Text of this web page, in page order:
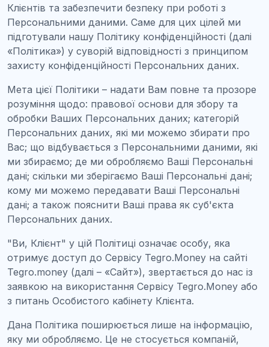
Клієнтів та забезпечити безпеку при роботі з
Персональними даними. Саме для цих цілей ми
підготували нашу Політику конфіденційності (далі
«Політика») у суворій відповідності з принципом
захисту конфіденційності Персональних даних.
Мета цієї Політики – надати Вам повне та прозоре
розуміння щодо: правової основи для збору та
обробки Ваших Персональних даних; категорій
Персональних даних, які ми можемо збирати про
Вас; що відбувається з Персональними даними, які
ми збираємо; де ми обробляємо Ваші Персональні
дані; скільки ми зберігаємо Ваші Персональні дані;
кому ми можемо передавати Ваші Персональні
дані; а також пояснити Ваші права як суб'єкта
Персональних даних.
"Ви, Клієнт" у цій Політиці означає особу, яка
отримує доступ до Сервісу Tegro.Money на сайті
Tegro.money (далі – «Сайт»), звертається до нас із
заявкою на використання Сервісу Tegro.Money або
з питань Особистого кабінету Клієнта.
Дана Політика поширюється лише на інформацію,
яку ми обробляємо. Це не стосується компаній,